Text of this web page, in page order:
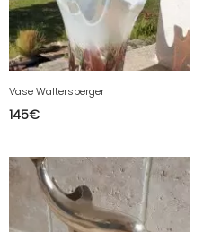
Vase Waltersperger
145€